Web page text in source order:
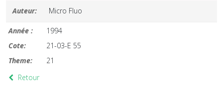
Auteur: Micro Fluo
Année :
1994
Cote:
21-03-E 55
Theme:
21
Retour